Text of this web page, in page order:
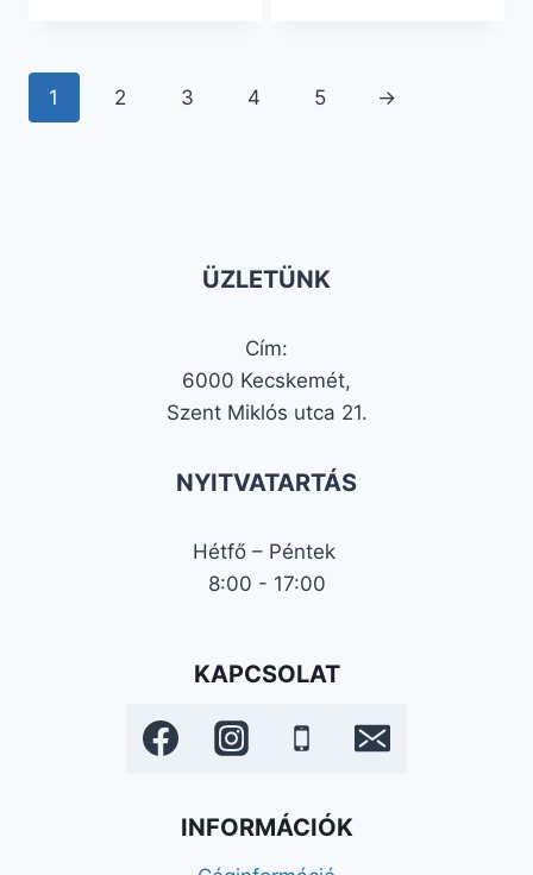
1 2 3 4 5 →
ÜZLETÜNK
Cím:
6000 Kecskemét,
Szent Miklós utca 21.
NYITVATARTÁS
Hétfő – Péntek
8:00 - 17:00
KAPCSOLAT
INFORMÁCIÓK